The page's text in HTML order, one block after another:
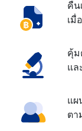
คืน
เมื่
คุ้ม
แล
แผ
ตา